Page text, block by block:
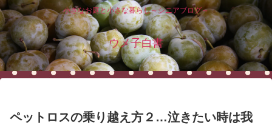
小さなお庭と小さな暮らし～シニアブログ～
ウメ子白書
ペットロスの乗り越え方２…泣きたい時は我